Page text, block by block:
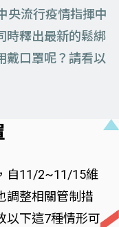
央流行疫情指揮中
時釋出最新的鬆綁
戴口罩呢？請看以
自11/2~11/15維
調整相關管制措
以下這7種情形可